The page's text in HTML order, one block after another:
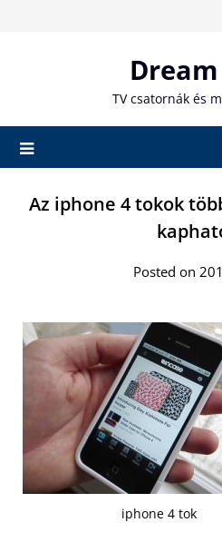
TV csatornák és
Az iphone 4 tokok
Posted on
iphone 4 tok